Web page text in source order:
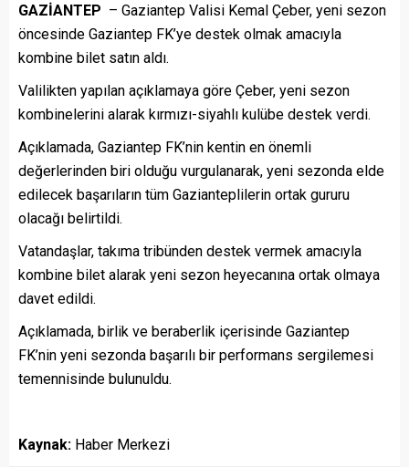
GAZİANTEP – Gaziantep Valisi Kemal Çeber, yeni sezon
öncesinde Gaziantep FK’ye destek olmak amacıyla
kombine bilet satın aldı.
Valilikten yapılan açıklamaya göre Çeber, yeni sezon
kombinelerini alarak kırmızı-siyahlı kulübe destek verdi.
Açıklamada, Gaziantep FK’nin kentin en önemli
değerlerinden biri olduğu vurgulanarak, yeni sezonda elde
edilecek başarıların tüm Gazianteplilerin ortak gururu
olacağı belirtildi.
Vatandaşlar, takıma tribünden destek vermek amacıyla
kombine bilet alarak yeni sezon heyecanına ortak olmaya
davet edildi.
Açıklamada, birlik ve beraberlik içerisinde Gaziantep
FK’nin yeni sezonda başarılı bir performans sergilemesi
temennisinde bulunuldu.
Kaynak: Haber Merkezi